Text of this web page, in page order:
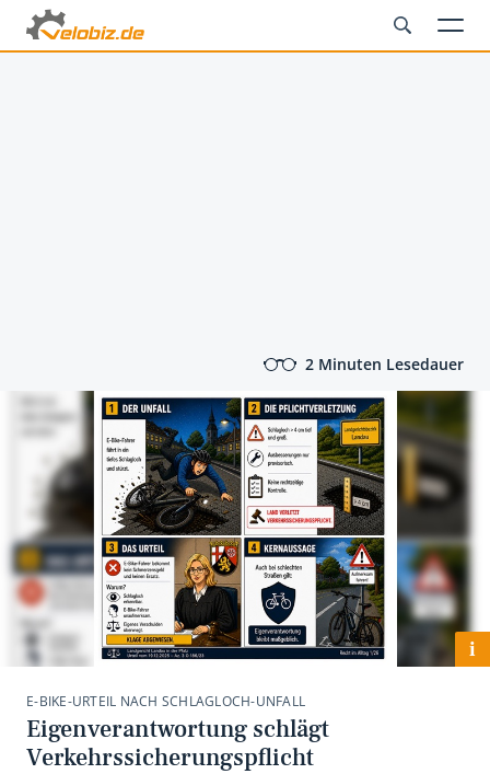
2 Minuten Lesedauer
i
E-BIKE-URTEIL NACH SCHLAGLOCH-UNFALL
Eigenverantwortung schlägt
Verkehrssicherungspflicht